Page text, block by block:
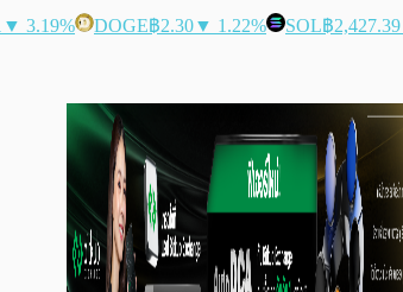
▼ 3.19% DOGE฿2.30▼ 1.22% SOL฿2,427.39